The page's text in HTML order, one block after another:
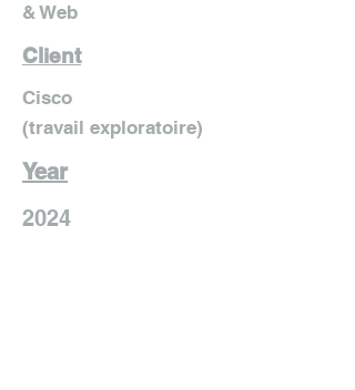
& Web
Client
Cisco
(travail exploratoire)
Year
2024